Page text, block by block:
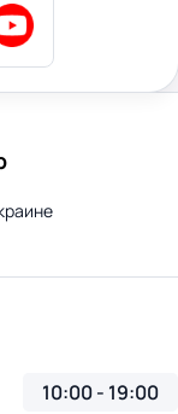
10:00 - 19:00